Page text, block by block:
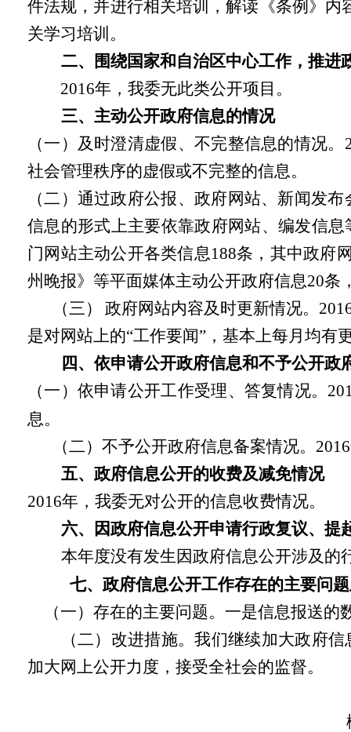
件法规，并进行相关培训，解读《条例》
关学习培训。
二、
围绕国家和自治区中心工作，推
2016年，我委无此类公开项目。
三、主动公开政府信息的情况
（一）及时澄清虚假、不完整信息的情况
社会管理秩序的虚假或不完整的信息。
（二）通过政府公报、政府网站、新闻发
信息的形式上主要依靠政府网站、编发信
门网站主动公开各类信息188条，其中政府
州晚报》等平面媒体主动公开政府信息20条
（三）
政府网站内容及时更新情况。
是对网站上的“工作要闻”，基本上每月均
四、依申请公开政府信息和不予公开政
（一）依申请公开工作受理、答复情况。
息。
（二）不予公开政府信息备案情况。
五、政府信息公开的收费及减免情况
2016年，我委无对公开的信息收费情况。
六、因政府信息公开申请行政复议、提
本年度没有发生因政府信息公开涉及的
七、政府信息公开工作存在的主要问
（一）存在的主要问题。一是信息报送的
（二）改进措施。我们继续加大政府
加大网上公开力度，接受全社会的监督。